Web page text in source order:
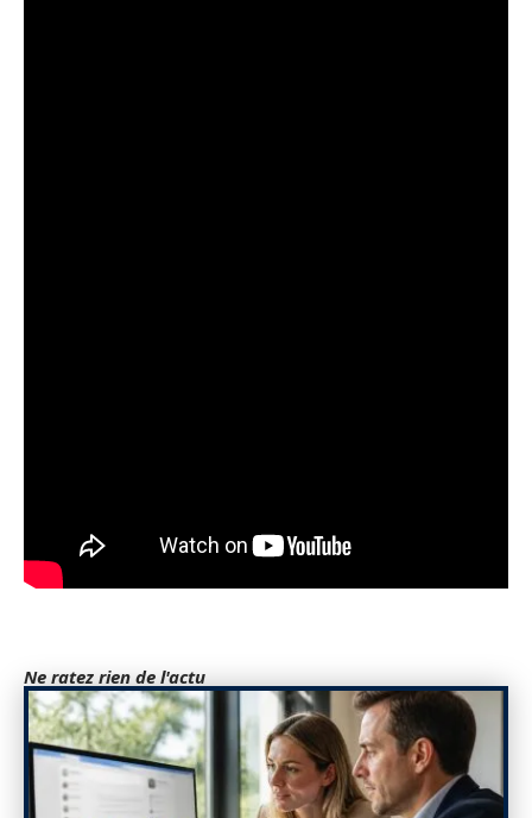
Ne ratez rien de l'actu